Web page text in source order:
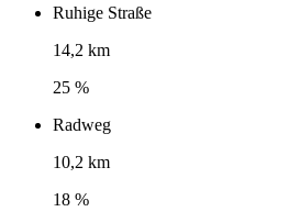
Ruhige Straße
14,2 km
25 %
Radweg
10,2 km
18 %